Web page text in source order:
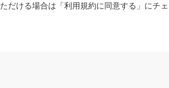
だける場合は「利用規約に同意する」にチ